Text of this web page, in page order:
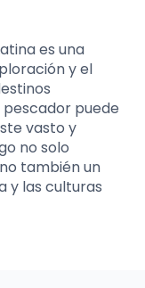
es una
y el
puede
vasto y
no solo
también un
y las culturas